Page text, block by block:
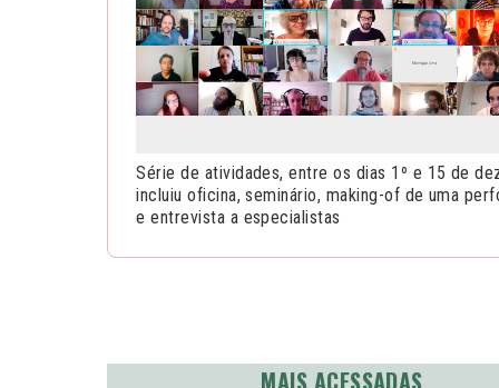
Série de atividades, entre os dias 1º e 15 de
incluiu oficina, seminário, making-of de uma
e entrevista a especialistas
MAIS ACESSADAS